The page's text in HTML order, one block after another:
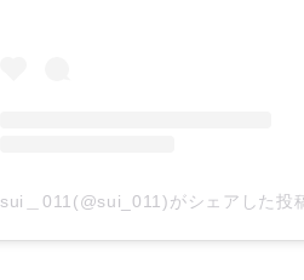
sui＿011(@sui_011)がシェアした投